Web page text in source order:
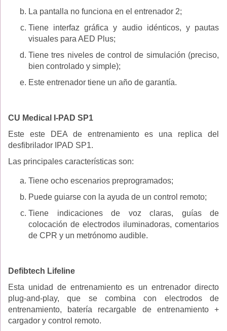
La pantalla no funciona en el entrenador 2;
Tiene interfaz gráfica y audio idénticos, y pautas
visuales para AED Plus;
Tiene tres niveles de control de simulación (preciso,
bien controlado y simple);
Este entrenador tiene un año de garantía.
CU Medical I-PAD SP1
Este este DEA de entrenamiento es una replica del
desfibrilador IPAD SP1.
Las principales características son:
Tiene ocho escenarios preprogramados;
Puede guiarse con la ayuda de un control remoto;
Tiene indicaciones de voz claras, guías de
colocación de electrodos iluminadoras, comentarios
de CPR y un metrónomo audible.
Defibtech Lifeline
Esta unidad de entrenamiento es un entrenador directo
plug-and-play, que se combina con electrodos de
entrenamiento, batería recargable de entrenamiento +
cargador y control remoto.